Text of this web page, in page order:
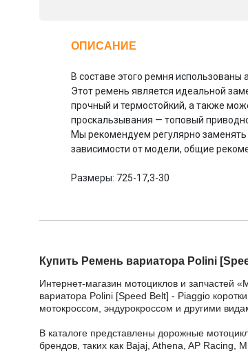
ОПИСАНИЕ
В составе этого ремня
Этот ремень является идеальной
прочный и термостойкий, а также
проскальзывания — топовый
Мы рекомендуем регулярно
зависимости от модели, общие
Размеры: 725-17,3-30
Купить Ремень вариатора Polini
Интернет-магазин мотоциклов и запчастей
вариатора Polini [Speed Belt] - Piaggio
мотокроссом, эндурокроссом и другими
В каталоге представлены дорожные
брендов, таких как Bajaj, Athena, AP Racing,